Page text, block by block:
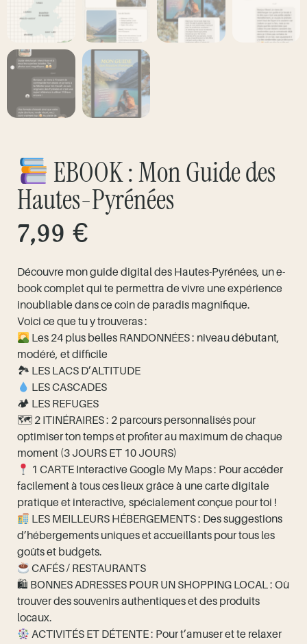
EBOOK : Mon Guide des
Hautes-Pyrénées
7,99 €
Découvre mon guide digital des Hautes-Pyrénées, un e-
book complet qui te permettra de vivre une expérience
inoubliable dans ce coin de paradis magnifique.
Voici ce que tu y trouveras :
Les 24 plus belles RANDONNÉES : niveau débutant,
modéré, et difficile
🏞 LES LACS D’ALTITUDE
LES CASCADES
🏕 LES REFUGES
🗺 2 ITINÉRAIRES : 2 parcours personnalisés pour
optimiser ton temps et profiter au maximum de chaque
moment (3 JOURS ET 10 JOURS)
1 CARTE Interactive Google My Maps : Pour accéder
facilement à tous ces lieux grâce à une carte digitale
pratique et interactive, spécialement conçue pour toi !
LES MEILLEURS HÉBERGEMENTS : Des suggestions
d’hébergements uniques et accueillants pour tous les
goûts et budgets.
CAFÉS / RESTAURANTS
🛍 BONNES ADRESSES POUR UN SHOPPING LOCAL : Où
trouver des souvenirs authentiques et des produits
locaux.
ACTIVITÉS ET DÉTENTE : Pour t’amuser et te relaxer